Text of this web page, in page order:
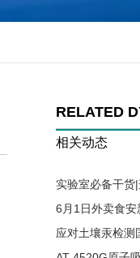
RELATED
相关动态
6月1日外卖食